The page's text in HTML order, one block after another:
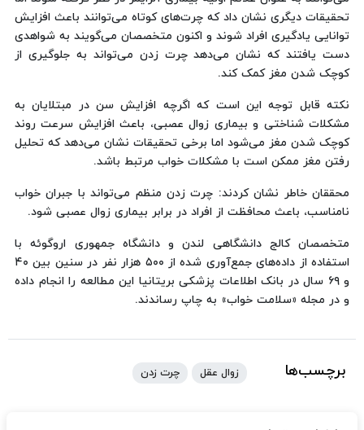
تحقیقات دیگری نشان داد که چرت‌های کوتاه می‌توانند باعث افزایش
توانایی یادگیری افراد شوند و اکنون متخصصان می‌گویند به شواهدی
دست‌ یافتند که نشان می‌دهد چرت زدن می‌تواند به جلوگیری از
کوچک شدن مغز کمک کند.
نکته قابل توجه این است که اگرچه افزایش سن در مبتلایان به
مشکلات شناختی و بیماری‌ زوال عصبی، باعث افزایش سرعت روند
کوچک شدن مغز می‌شود اما برخی تحقیقات نشان می‌دهد که تحلیل
رفتن مغز ممکن است با مشکلات خواب مرتبط باشد.
محققان خاطر نشان کردند: چرت زدن منظم می‌تواند با جبران خواب
نامناسب، باعث محافظت از افراد در برابر بیماری‌ زوال عصبی شود.
متخصصان کالج دانشگاهی لندن و دانشگاه جمهوری اروگوئه با
استفاده از داده‌های جمع‌آوری‌ شده از ۵۰۰ هزار نفر در سنین بین ۴۰
و ۶۹ سال در بانک اطلاعات پزشکی بریتانیا این مطالعه را انجام داده
و در مجله «سلامت خواب» به چاپ رساندند.
برچسب‌ها زوال عقل چرت زدن